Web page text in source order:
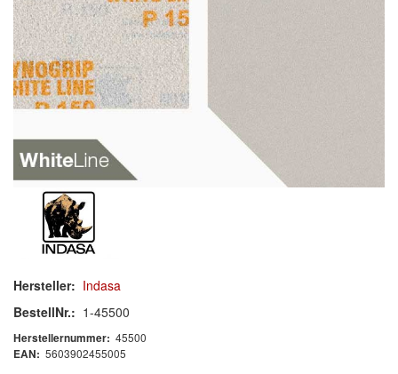
Lackieren
Polieren
Malerbedarf & Zubehör
Reinigen
Arbeitsschutz
Luftfilter
Mischfarben
Restposten
Informationsmaterial
Hersteller: Indasa
BestellNr.: 1-45500
Herstellernummer: 45500
EAN: 5603902455005